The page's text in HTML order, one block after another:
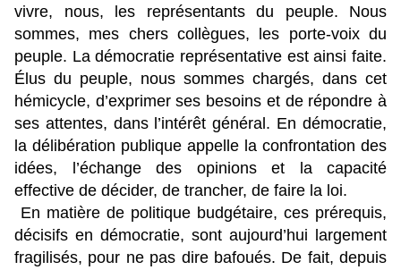
vivre, nous, les représentants du peuple. Nous
sommes, mes chers collègues, les porte-voix du
peuple. La démocratie représentative est ainsi faite.
Élus du peuple, nous sommes chargés, dans cet
hémicycle, d’exprimer ses besoins et de répondre à
ses attentes, dans l’intérêt général. En démocratie,
la délibération publique appelle la confrontation des
idées, l’échange des opinions et la capacité
effective de décider, de trancher, de faire la loi.
En matière de politique budgétaire, ces prérequis,
décisifs en démocratie, sont aujourd’hui largement
fragilisés, pour ne pas dire bafoués. De fait, depuis